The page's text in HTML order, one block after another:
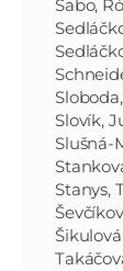
Sabo,
Slovík,
Slušná-
Stanys,